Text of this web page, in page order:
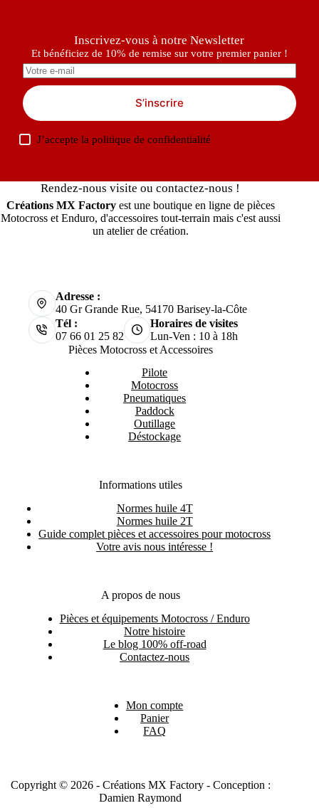
Inscrivez-vous à notre Newsletter
Et bénéficiez de 10% de remise sur votre premier panier !
S’inscrire
J’accepte lapolitique de confidentialité
Rendez-nous visite ou contactez-nous !
Créations MX Factoryest une boutique en ligne de pièces
Motocross et Enduro, d'accessoires tout-terrain mais c'est aussi
un atelier de création.
Adresse :
40 Gr Grande Rue, 54170 Barisey-la-Côte
Tél :
07 66 01 25 82
Horaires de visites
Lun-Ven : 10 à 18h
Pièces Motocross et Accessoires
Pilote
Motocross
Pneumatiques
Paddock
Outillage
Déstockage
Informations utiles
Normes huile 4T
Normes huile 2T
Guide complet pièces et accessoires pour motocross
Votre avis nous intéresse !
A propos de nous
Pièces et équipements Motocross / Enduro
Notre histoire
Le blog 100% off-road
Contactez-nous
Mon compte
Panier
FAQ
Copyright © 2026 - Créations MX Factory - Conception :
Damien Raymond